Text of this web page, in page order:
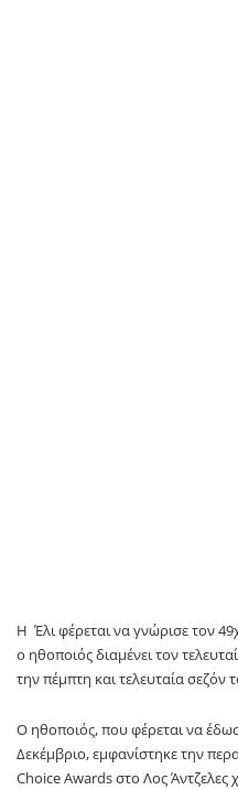
Η Έλι φέρεται να γνώρισε τον
ο ηθοποιός διαμένει τον
την πέμπτη και τελευταία σεζόν
Ο ηθοποιός, που φέρεται να
Δεκέμβριο, εμφανίστηκε την
Choice Awards στο Λος Άντζελες